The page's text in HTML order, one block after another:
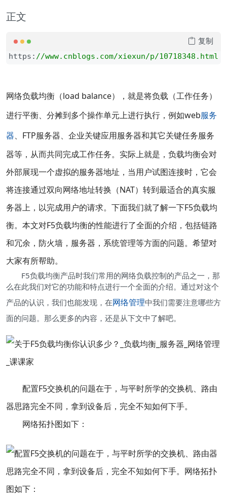
正文
https: //www.cnblogs.com/xiexun/p/10718348.html
复制
网络负载均衡（load balance），就是将负载（工作任务）
进行平衡、分摊到多个操作单元上进行执行，例如web服务
器、FTP服务器、企业关键应用服务器和其它关键任务服务
器等，从而共同完成工作任务。实际上就是，负载均衡会对
外部展现一个虚拟的服务器地址，当用户试图连接时，它会
将连接通过双向网络地址转换（NAT）转到最适合的真实服
务器上，以完成用户的请求。下面我们就了解一下F5负载均
衡。本文对F5负载均衡的性能进行了全面的介绍，包括链路
和冗余，防火墙，服务器，系统管理等方面的问题。希望对
大家有所帮助。
F5负载均衡产品时我们常用的网络负载控制的产品之一，那
么在此我们对它的功能和特点进行一个全面的介绍。通过对这个
产品的认识，我们也能发现，在网络管理中我们需要注意哪些方
面的问题。那么更多的内容，还是从下文中了解吧。
配置F5交换机的问题在于，与平时所学的交换机、路由
器思路完全不同，拿到设备后，完全不知如何下手。
网络拓扑图如下：